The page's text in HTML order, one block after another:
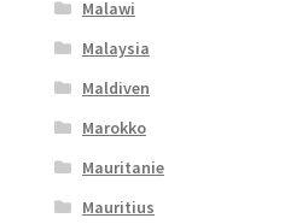
Malawi
Malaysia
Maldiven
Marokko
Mauritanie
Mauritius